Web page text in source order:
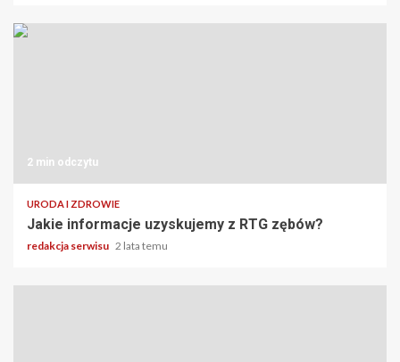
2 min odczytu
URODA I ZDROWIE
Jakie informacje uzyskujemy z RTG zębów?
redakcja serwisu 2 lata temu